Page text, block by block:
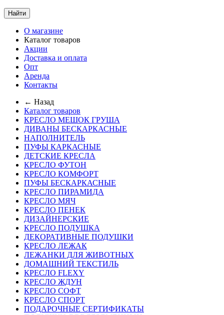
Найти
О магазине
Каталог товаров
Акции
Доставка и оплата
Опт
Аренда
Контакты
← Назад
Каталог товаров
КРЕСЛО МЕШОК ГРУША
ДИВАНЫ БЕСКАРКАСНЫЕ
НАПОЛНИТЕЛЬ
ПУФЫ КАРКАСНЫЕ
ДЕТСКИЕ КРЕСЛА
КРЕСЛО ФУТОН
КРЕСЛО КОМФОРТ
ПУФЫ БЕСКАРКАСНЫЕ
КРЕСЛО ПИРАМИДА
КРЕСЛО МЯЧ
КРЕСЛО ПЕНЕК
ДИЗАЙНЕРСКИЕ
КРЕСЛО ПОДУШКА
ДЕКОРАТИВНЫЕ ПОДУШКИ
КРЕСЛО ЛЕЖАК
ЛЕЖАНКИ ДЛЯ ЖИВОТНЫХ
ДОМАШНИЙ ТЕКСТИЛЬ
КРЕСЛО FLEXY
КРЕСЛО ЖДУН
КРЕСЛО СОФТ
КРЕСЛО СПОРТ
ПОДАРОЧНЫЕ СЕРТИФИКАТЫ